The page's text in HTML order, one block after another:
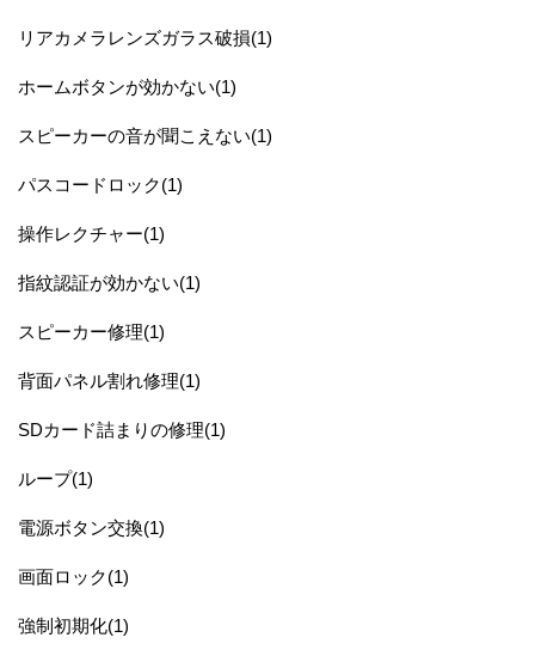
リアカメラレンズガラス破損(1)
ホームボタンが効かない(1)
スピーカーの音が聞こえない(1)
パスコードロック(1)
操作レクチャー(1)
指紋認証が効かない(1)
スピーカー修理(1)
背面パネル割れ修理(1)
SDカード詰まりの修理(1)
ループ(1)
電源ボタン交換(1)
画面ロック(1)
強制初期化(1)